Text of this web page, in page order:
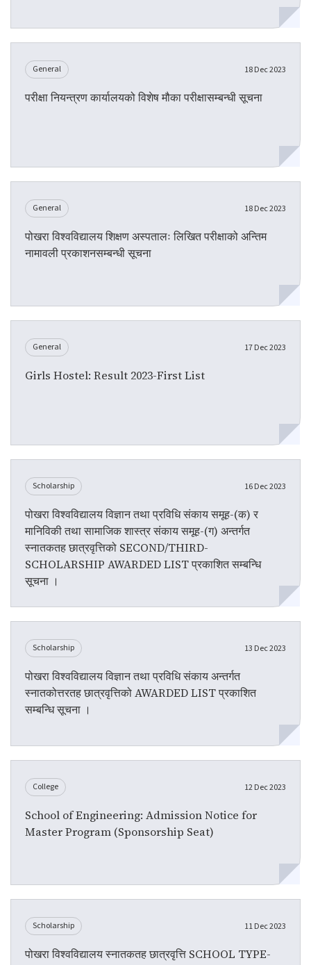
General 18 Dec 2023
परीक्षा नियन्त्रण कार्यालयको विशेष मौका परीक्षासम्बन्धी सूचना
General 18 Dec 2023
पोखरा विश्वविद्यालय शिक्षण अस्पतालः लिखित परीक्षाको अन्तिम
नामावली प्रकाशनसम्बन्धी सूचना
General 17 Dec 2023
Girls Hostel: Result 2023-First List
Scholarship 16 Dec 2023
पोखरा विश्वविद्यालय विज्ञान तथा प्रविधि संकाय समूह-(क) र
मानिविकी तथा सामाजिक शास्त्र संकाय समूह-(ग) अन्तर्गत
स्नातकतह छात्रवृत्तिको SECOND/THIRD-
SCHOLARSHIP AWARDED LIST प्रकाशित सम्बन्धि
सूचना ।
Scholarship 13 Dec 2023
पोखरा विश्वविद्यालय विज्ञान तथा प्रविधि संकाय अन्तर्गत
स्नातकोत्तरतह छात्रवृत्तिको AWARDED LIST प्रकाशित
सम्बन्धि सूचना ।
College 12 Dec 2023
School of Engineering: Admission Notice for
Master Program (Sponsorship Seat)
Scholarship 11 Dec 2023
पोखरा विश्वविद्यालय स्नातकतह छात्रवृत्ति SCHOOL TYPE-